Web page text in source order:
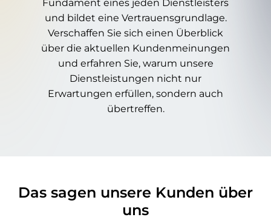
Fundament eines jeden Dienstleisters
und bildet eine Vertrauensgrundlage.
Verschaffen Sie sich einen Überblick
über die aktuellen Kundenmeinungen
und erfahren Sie, warum unsere
Dienstleistungen nicht nur
Erwartungen erfüllen, sondern auch
übertreffen.
Das sagen unsere Kunden über
uns